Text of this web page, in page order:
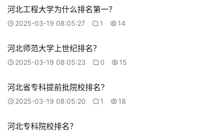
河北工程大学为什么排名第一？
2025-03-19 08:05:27 1 14
河北师范大学上世纪排名？
2025-03-19 08:05:23 0 15
河北省专科提前批院校排名？
2025-03-19 08:05:20 1 18
河北专科院校排名？